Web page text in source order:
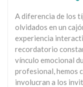
A diferencia de los
olvidados en un
experiencia
recordatorio
vínculo emocional
profesional, hemos
involucran a los